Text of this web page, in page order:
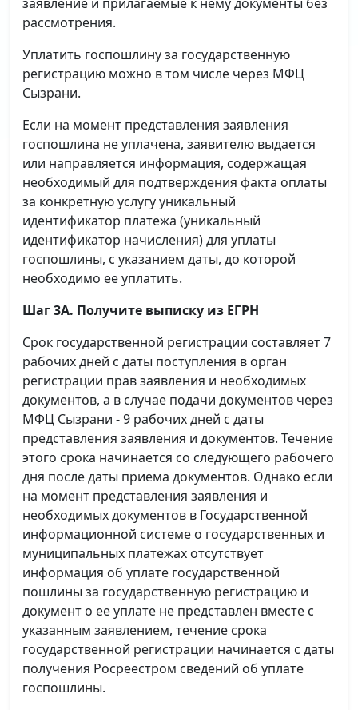
рассмотрения.
Уплатить госпошлину за государственную
регистрацию можно в том числе через МФЦ
Сызрани.
Если на момент представления заявления
госпошлина не уплачена, заявителю выдается
или направляется информация, содержащая
необходимый для подтверждения факта оплаты
за конкретную услугу уникальный
идентификатор платежа (уникальный
идентификатор начисления) для уплаты
госпошлины, с указанием даты, до которой
необходимо ее уплатить.
Шаг 3А. Получите выписку из ЕГРН
Срок государственной регистрации составляет 7
рабочих дней с даты поступления в орган
регистрации прав заявления и необходимых
документов, а в случае подачи документов через
МФЦ Сызрани - 9 рабочих дней с даты
представления заявления и документов. Течение
этого срока начинается со следующего рабочего
дня после даты приема документов. Однако если
на момент представления заявления и
необходимых документов в Государственной
информационной системе о государственных и
муниципальных платежах отсутствует
информация об уплате государственной
пошлины за государственную регистрацию и
документ о ее уплате не представлен вместе с
указанным заявлением, течение срока
государственной регистрации начинается с даты
получения Росреестром сведений об уплате
госпошлины.